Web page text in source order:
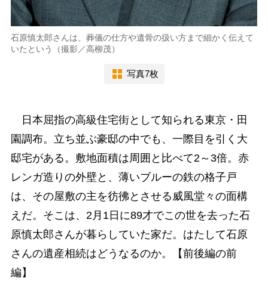
石原慎太郎さんは、葬儀の仕方や遺骨の扱い方まで細かく伝えて
いたという（撮影／高柳茂）
写真7枚
日本屈指の高級住宅街として知られる東京・田
園調布。立ち並ぶ豪邸の中でも、一際目を引く大
邸宅がある。敷地面積は周囲と比べて2～3倍。赤
レンガ造りの外壁と、薄いブルーの鉄の格子戸
は、その屋敷の主を彷彿とさせる威風堂々の面構
えだ。そこは、2月1日に89才でこの世を去った石
原慎太郎さんが暮らしていた家だ。はたして石原
さんの遺産相続はどうなるのか。【前後編の前
編】